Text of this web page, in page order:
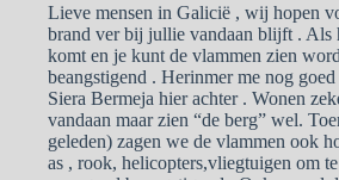
Lieve mensen in Galicië , wij hopen
brand ver bij jullie vandaan blijft . Als
komt en je kunt de vlammen zien
beangstigend . Herinmer me nog
Siera Bermeja hier achter . Wonen
vandaan maar zien “de berg” wel.
geleden) zagen we de vlammen ook
as , rook, helicopters,vliegtuigen om